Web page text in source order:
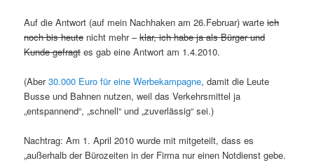
Auf die Antwort (auf mein Nachhaken am 26.Februar) warteich
noch bis heute nicht mehr –klar, ich habe ja als Bürger und
Kunde gefragt es gab eine Antwort am 1.4.2010.
(Aber30.000 Euro für eine Werbekampagne, damit die Leute
Busse und Bahnen nutzen, weil das Verkehrsmittel ja
„entspannend“, „schnell“ und „zuverlässig“ sei.)
Nachtrag: Am 1. April 2010 wurde mit mitgeteilt, dass es
„außerhalb der Bürozeiten in der Firma nur einen Notdienst gebe.